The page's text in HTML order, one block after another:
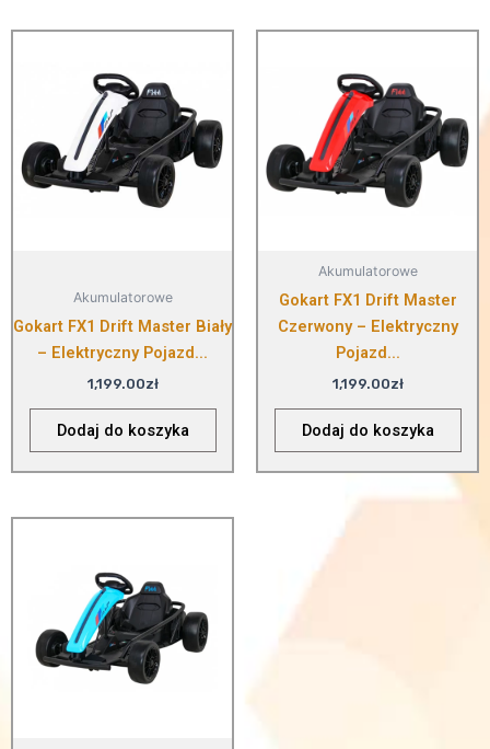
Akumulatorowe
Gokart FX1 Drift Master Biały
– Elektryczny Pojazd...
1,199.00zł
Dodaj do koszyka
Akumulatorowe
Gokart FX1 Drift Master
Czerwony – Elektryczny
Pojazd...
1,199.00zł
Dodaj do koszyka